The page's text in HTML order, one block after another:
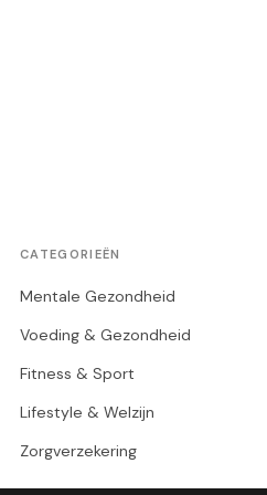
CATEGORIEËN
Mentale Gezondheid
Voeding & Gezondheid
Fitness & Sport
Lifestyle & Welzijn
Zorgverzekering